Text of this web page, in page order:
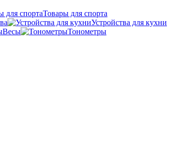
Товары для спорта
Устройства для кухни
Весы
Тонометры